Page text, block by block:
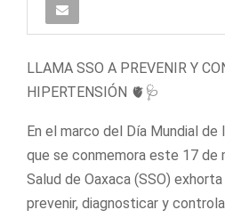
LLAMA SSO A PREVENIR Y
HIPERTENSIÓN 🫀🩺
En el marco del Día Mundial
que se conmemora este 17 de
Salud de Oaxaca (SSO)
prevenir, diagnosticar y